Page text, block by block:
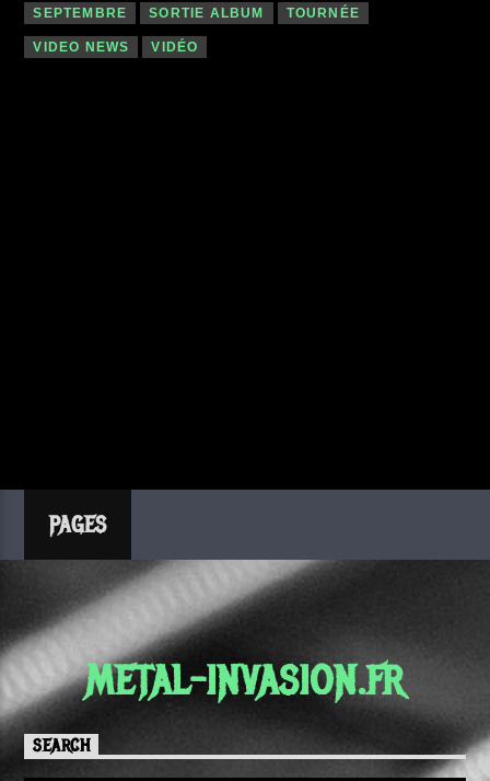
SEPTEMBRE SORTIE ALBUM TOURNÉE
VIDEO NEWS VIDÉO
PAGES
METAL-INVASION.FR
SEARCH